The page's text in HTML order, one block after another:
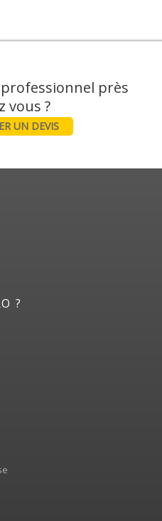
près
UN DEVIS
?